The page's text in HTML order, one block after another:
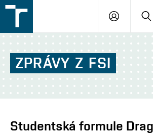
v
Brně
ZPRÁVY Z FSI
Studentská formule